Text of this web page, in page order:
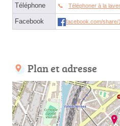
Téléphone Téléphoner à la
Facebook facebook.com/share/
Plan et adresse